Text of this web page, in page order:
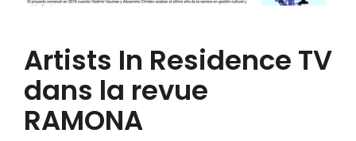
Artists In Residence TV
dans la revue
RAMONA